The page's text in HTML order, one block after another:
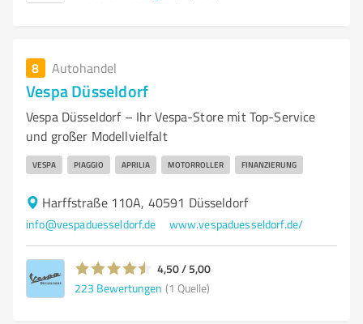
8 Autohandel
Vespa Düsseldorf
Vespa Düsseldorf – Ihr Vespa-Store mit Top-Service
und großer Modellvielfalt
VESPA PIAGGIO APRILIA MOTORROLLER FINANZIERUNG
Harffstraße 110A, 40591 Düsseldorf
info@vespaduesseldorf.de www.vespaduesseldorf.de/
4,50 / 5,00
223 Bewertungen (1 Quelle)